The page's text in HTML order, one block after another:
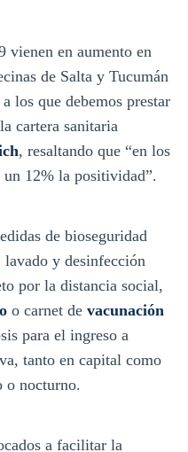
vienen en aumento en
de Salta y Tucumán
los que debemos prestar
cartera sanitaria
, resaltando que “en los
12% la positividad”.
de bioseguridad
y desinfección
por la distancia social,
o carnet de vacunación
para el ingreso a
tanto en capital como
o nocturno.
a facilitar la